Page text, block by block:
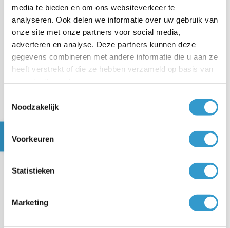
media te bieden en om ons websiteverkeer te
analyseren. Ook delen we informatie over uw gebruik van
onze site met onze partners voor social media,
adverteren en analyse. Deze partners kunnen deze
gegevens combineren met andere informatie die u aan ze
heeft verstrekt of die ze hebben verzameld op basis van
Noodzakelijk
Voorkeuren
Statistieken
Marketing
Opbrengsten van Google Adsense en Amazon zijn ook
met btwverlegd. Deze opbrengsten kun je in jortt niet
rechtstreeks boeken met eenopbrengsten boeking
omdat de btw dan niet goed wordt meegenomen. Om
deze goed in je administratie te verwerken moet je
hiervan eenfactuuraanmaken in jortt.
Dit doe je als volgt:
Maak Google Adsense aan als klant.
Adres: Google Ireland
Barrow Street